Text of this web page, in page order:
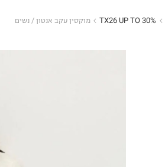
TX26 UP TO 30% מוקסין עקב אנטון / נשים